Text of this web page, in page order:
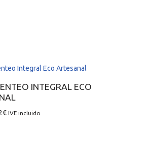
INTEGRAL ECO
€ IVE incluido